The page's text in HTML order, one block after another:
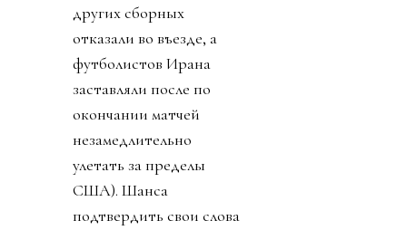
других сборных
отказали во въезде, а
футболистов Ирана
заставляли после по
окончании матчей
незамедлительно
улетать за пределы
США). Шанса
подтвердить свои слова